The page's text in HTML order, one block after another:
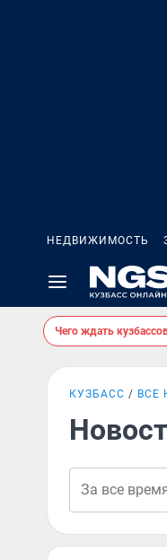
НЕДВИЖИМОСТЬ
Чего ждать
КУЗБАСС ВСЕ